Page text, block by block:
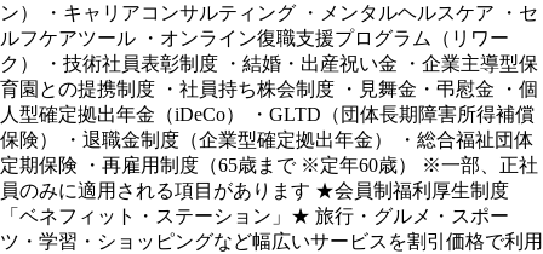
ン） ・キャリアコンサルティング ・メンタルヘルスケア ・セ
ルフケアツール ・オンライン復職支援プログラム（リワー
ク） ・技術社員表彰制度 ・結婚・出産祝い金 ・企業主導型保
育園との提携制度 ・社員持ち株会制度 ・見舞金・弔慰金 ・個
人型確定拠出年金（iDeCo） ・GLTD（団体長期障害所得補償
保険） ・退職金制度（企業型確定拠出年金） ・総合福祉団体
定期保険 ・再雇用制度（65歳まで ※定年60歳） ※一部、正社
員のみに適用される項目があります ★会員制福利厚生制度
「ベネフィット・ステーション」★ 旅行・グルメ・スポー
ツ・学習・ショッピングなど幅広いサービスを割引価格で利用